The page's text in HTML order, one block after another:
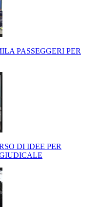
PASSEGGERI PER
DI IDEE PER